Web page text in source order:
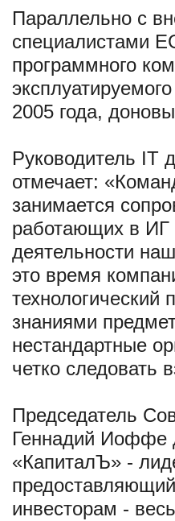
Параллельно с
специалистами
программного
2005 года,
Руководитель IT
отмечает:
занимается
работающих в ИГ
деятельности
это время
знаниями
нестандартные
четко следовать
Председатель
Геннадий Иоффе
«КапиталЪ» -
инвесторам -